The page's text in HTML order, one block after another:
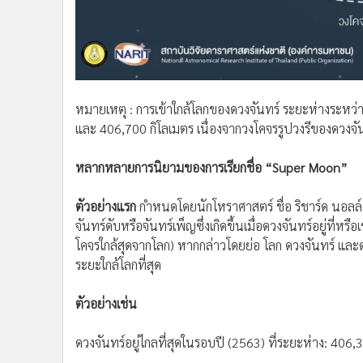
หมายเหตุ : การเข้าใกล้โลกของดวงจันทร์ ระยะห่างระ
และ 406,700 กิโลเมตร เนื่องจากวงโคจรรูปวงรีของดวง
หลากหลายการนิยามของการเรียกชื่อ “Super Moon”
ตัวอย่างแรกกำหนดโดยนักโหราศาสตร์ ชื่อ ริชาร์ด นอล
จันทร์ดับหรือจันทร์เพ็ญซึ่งเกิดขึ้นเมื่อดวงจันทร์อยู่ที่หรือเ
โคจรใกล้สุดจากโลก) หากกล่าวโดยย่อ โลก ดวงจันทร์ แ
ระยะใกล้โลกที่สุด
ตัวอย่างเช่น
ดวงจันทร์อยู่ไกลที่สุดในรอบปี (2563) ที่ระยะห่าง: